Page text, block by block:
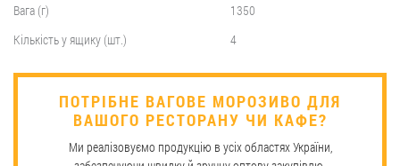
Вага (г)
1350
Кількість у ящику (шт.)
4
​ПОТРІБНЕ ВАГОВЕ МОРОЗИВО ДЛЯ
ВАШОГО РЕСТОРАНУ ЧИ КАФЕ?
Ми реалізовуємо продукцію в усіх областях України,